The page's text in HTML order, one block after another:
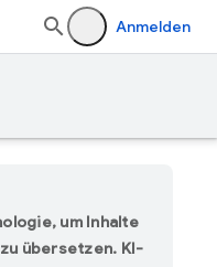
Anmelden
um Inhalte
übersetzen. KI-